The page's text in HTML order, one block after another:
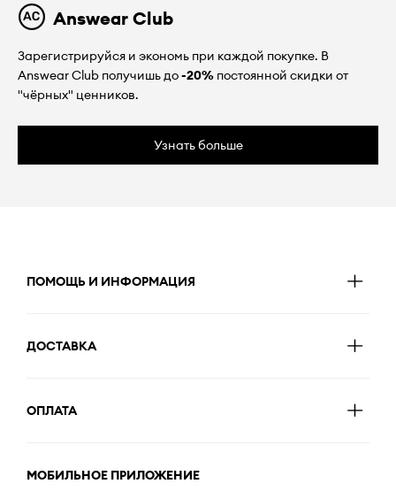
Answear Club
Зарегистрируйся и экономь при каждой покупке. В
Answear Club получишь до-20% постоянной скидки от
"чёрных" ценников.
Узнать больше
ПОМОЩЬ И ИНФОРМАЦИЯ
ДОСТАВКА
ОПЛАТА
МОБИЛЬНОЕ ПРИЛОЖЕНИЕ